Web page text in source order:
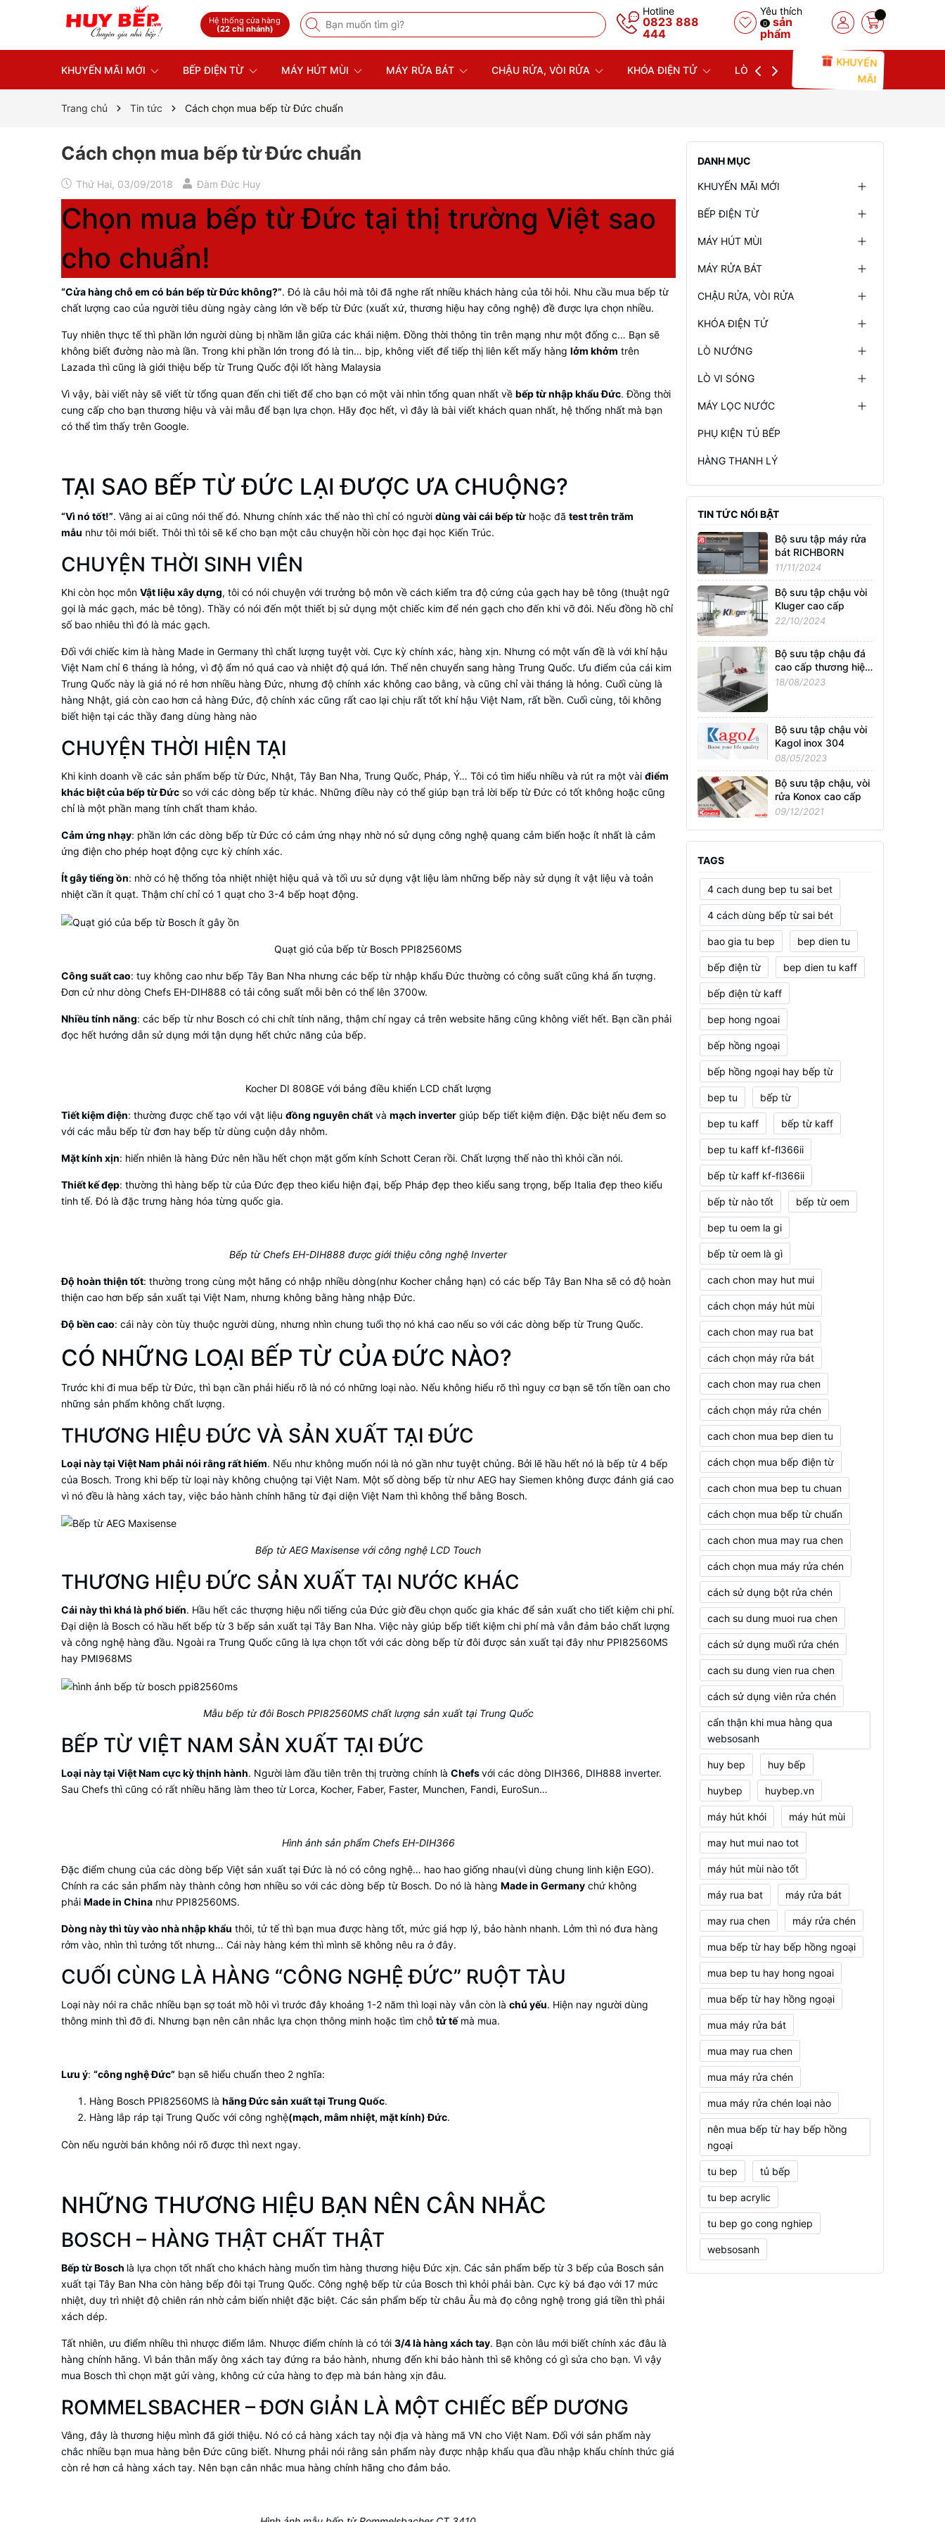
Hệ thống cửa hàng
(22 chi nhánh)
Hotline
0823 888
444
Yêu thích
0
sản
phẩm
KHUYẾN MÃI MỚI BẾP ĐIỆN TỪ MÁY HÚT MÙI MÁY RỬA BÁT CHẬU RỬA, VÒI RỬA KHÓA ĐIỆN TỬ LÒ NƯỚNG LÒ VI SÓNG
KHUYẾN
MÃI
Trang chủ Tin tức Cách chọn mua bếp từ Đức chuẩn
Cách chọn mua bếp từ Đức chuẩn
Thứ Hai, 03/09/2018 Đàm Đức Huy
Chọn mua bếp từ Đức tại thị trường Việt sao
cho chuẩn!
“Cửa hàng chỗ em có bán bếp từ Đức không?”. Đó là câu hỏi mà tôi đã nghe rất nhiều khách hàng của tôi hỏi. Nhu cầu mua bếp từ
chất lượng cao của người tiêu dùng ngày càng lớn về bếp từ Đức (xuất xứ, thương hiệu hay công nghệ) đề được lựa chọn nhiều.
Tuy nhiên thực tế thì phần lớn người dùng bị nhầm lẫn giữa các khái niệm. Đồng thời thông tin trên mạng như một đống c… Bạn sẽ
không biết đường nào mà lần. Trong khi phần lớn trong đó là tin… bịp, không viết để tiếp thị liên kết mấy hàng lởm khởm trên
Lazada thì cũng là giới thiệu bếp từ Trung Quốc đội lốt hàng Malaysia
Vì vậy, bài viết này sẽ viết từ tổng quan đến chi tiết để cho bạn có một vài nhìn tổng quan nhất về bếp từ nhập khẩu Đức. Đồng thời
cung cấp cho bạn thương hiệu và vài mẫu để bạn lựa chọn. Hãy đọc hết, vì đây là bài viết khách quan nhất, hệ thống nhất mà bạn
có thể tìm thấy trên Google.
TẠI SAO BẾP TỪ ĐỨC LẠI ĐƯỢC ƯA CHUỘNG?
“Vì nó tốt!”. Vâng ai ai cũng nói thế đó. Nhưng chính xác thế nào thì chỉ có người dùng vài cái bếp từ hoặc đã test trên trăm
mẫu như tôi mới biết. Thôi thì tôi sẽ kể cho bạn một câu chuyện hồi còn học đại học Kiến Trúc.
CHUYỆN THỜI SINH VIÊN
Khi còn học môn Vật liệu xây dựng, tôi có nói chuyện với trưởng bộ môn về cách kiểm tra độ cứng của gạch hay bê tông (thuật ngữ
gọi là mác gạch, mác bê tông). Thầy có nói đến một thiết bị sử dụng một chiếc kim để nén gạch cho đến khi vỡ đôi. Nếu đồng hồ chỉ
số bao nhiêu thì đó là mác gạch.
Đối với chiếc kim là hàng Made in Germany thì chất lượng tuyệt vời. Cực kỳ chính xác, hàng xịn. Nhưng có một vấn đề là với khí hậu
Việt Nam chỉ 6 tháng là hỏng, vì độ ẩm nó quá cao và nhiệt độ quá lớn. Thế nên chuyển sang hàng Trung Quốc. Ưu điểm của cái kim
Trung Quốc này là giá nó rẻ hơn nhiều hàng Đức, nhưng độ chính xác không cao bằng, và cũng chỉ vài tháng là hỏng. Cuối cùng là
hàng Nhật, giá còn cao hơn cả hàng Đức, độ chính xác cũng rất cao lại chịu rất tốt khí hậu Việt Nam, rất bền. Cuối cùng, tôi không
biết hiện tại các thầy đang dùng hàng nào
CHUYỆN THỜI HIỆN TẠI
Khi kinh doanh về các sản phẩm bếp từ Đức, Nhật, Tây Ban Nha, Trung Quốc, Pháp, Ý… Tôi có tìm hiểu nhiều và rút ra một vài điểm
khác biệt của bếp từ Đức so với các dòng bếp từ khác. Những điều này có thể giúp bạn trả lời bếp từ Đức có tốt không hoặc cũng
chỉ là một phần mang tính chất tham khảo.
Cảm ứng nhạy: phần lớn các dòng bếp từ Đức có cảm ứng nhạy nhờ nó sử dụng công nghệ quang cảm biến hoặc ít nhất là cảm
ứng điện cho phép hoạt động cực kỳ chính xác.
Ít gây tiếng ồn: nhờ có hệ thống tỏa nhiệt nhiệt hiệu quả và tối ưu sử dụng vật liệu làm những bếp này sử dụng ít vật liệu và toản
nhiệt cần ít quạt. Thậm chí chỉ có 1 quạt cho 3-4 bếp hoạt động.
Quạt gió của bếp từ Bosch PPI82560MS
Công suất cao: tuy không cao như bếp Tây Ban Nha nhưng các bếp từ nhập khẩu Đức thường có công suất cũng khá ấn tượng.
Đơn cử như dòng Chefs EH-DIH888 có tải công suất mỗi bên có thể lên 3700w.
Nhiều tính năng: các bếp từ như Bosch có chi chít tính năng, thậm chí ngay cả trên website hãng cũng không viết hết. Bạn cần phải
đọc hết hướng dẫn sử dụng mới tận dụng hết chức năng của bếp.
Kocher DI 808GE với bảng điều khiển LCD chất lượng
Tiết kiệm điện: thường được chế tạo với vật liệu đồng nguyên chất và mạch inverter giúp bếp tiết kiệm điện. Đặc biệt nếu đem so
với các mẫu bếp từ đơn hay bếp từ dùng cuộn dây nhôm.
Mặt kính xịn: hiển nhiên là hàng Đức nên hầu hết chọn mặt gốm kính Schott Ceran rồi. Chất lượng thế nào thì khỏi cần nói.
Thiết kế đẹp: thường thì hàng bếp từ của Đức đẹp theo kiểu hiện đại, bếp Pháp đẹp theo kiểu sang trọng, bếp Italia đẹp theo kiểu
tinh tế. Đó là đặc trưng hàng hóa từng quốc gia.
Bếp từ Chefs EH-DIH888 được giới thiệu công nghệ Inverter
Độ hoàn thiện tốt: thường trong cùng một hãng có nhập nhiều dòng(như Kocher chẳng hạn) có các bếp Tây Ban Nha sẽ có độ hoàn
thiện cao hơn bếp sản xuất tại Việt Nam, nhưng không bằng hàng nhập Đức.
Độ bền cao: cái này còn tùy thuộc người dùng, nhưng nhìn chung tuổi thọ nó khá cao nếu so với các dòng bếp từ Trung Quốc.
CÓ NHỮNG LOẠI BẾP TỪ CỦA ĐỨC NÀO?
Trước khi đi mua bếp từ Đức, thì bạn cần phải hiểu rõ là nó có những loại nào. Nếu không hiểu rõ thì nguy cơ bạn sẽ tốn tiền oan cho
những sản phẩm không chất lượng.
THƯƠNG HIỆU ĐỨC VÀ SẢN XUẤT TẠI ĐỨC
Loại này tại Việt Nam phải nói rằng rất hiếm. Nếu như không muốn nói là nó gần như tuyệt chủng. Bởi lẽ hầu hết nó là bếp từ 4 bếp
của Bosch. Trong khi bếp từ loại này không chuộng tại Việt Nam. Một số dòng bếp từ như AEG hay Siemen không được đánh giá cao
vì nó đều là hàng xách tay, việc bảo hành chính hãng từ đại diện Việt Nam thì không thể bằng Bosch.
Bếp từ AEG Maxisense với công nghệ LCD Touch
THƯƠNG HIỆU ĐỨC SẢN XUẤT TẠI NƯỚC KHÁC
Cái này thì khá là phổ biến. Hầu hết các thượng hiệu nổi tiếng của Đức giờ đều chọn quốc gia khác để sản xuất cho tiết kiệm chi phí.
Đại diện là Bosch có hầu hết bếp từ 3 bếp sản xuất tại Tây Ban Nha. Việc này giúp bếp tiết kiệm chi phí mà vẫn đảm bảo chất lượng
và công nghệ hàng đầu. Ngoài ra Trung Quốc cũng là lựa chọn tốt với các dòng bếp từ đôi được sản xuất tại đây như PPI82560MS
hay PMI968MS
Mẫu bếp từ đôi Bosch PPI82560MS chất lượng sản xuất tại Trung Quốc
BẾP TỪ VIỆT NAM SẢN XUẤT TẠI ĐỨC
Loại này tại Việt Nam cực kỳ thịnh hành. Người làm đầu tiên trên thị trường chính là Chefsvới các dòng DIH366, DIH888 inverter.
Sau Chefs thì cũng có rất nhiều hãng làm theo từ Lorca, Kocher, Faber, Faster, Munchen, Fandi, EuroSun…
Hình ảnh sản phẩm Chefs EH-DIH366
Đặc điểm chung của các dòng bếp Việt sản xuất tại Đức là nó có công nghệ… hao hao giống nhau(vì dùng chung linh kiện EGO).
Chính ra các sản phẩm này thành công hơn nhiều so với các dòng bếp từ Bosch. Do nó là hàng Made in Germany chứ không
phải Made in China như PPI82560MS.
Dòng này thì tùy vào nhà nhập khẩu thôi, tử tế thì bạn mua được hàng tốt, mức giá hợp lý, bảo hành nhanh. Lởm thì nó đưa hàng
rởm vào, nhìn thì tưởng tốt nhưng… Cái này hàng kém thì mình sẽ không nêu ra ở đây.
CUỐI CÙNG LÀ HÀNG “CÔNG NGHỆ ĐỨC” RUỘT TÀU
Loại này nói ra chắc nhiều bạn sợ toát mồ hôi vì trước đây khoảng 1-2 năm thì loại này vẫn còn là chủ yếu. Hiện nay người dùng
thông minh thì đỡ đi. Nhưng bạn nên cân nhắc lựa chọn thông minh hoặc tìm chỗ tử tếmà mua.
Lưu ý: “công nghệ Đức” bạn sẽ hiểu chuẩn theo 2 nghĩa:
Hàng Bosch PPI82560MS là hãng Đức sản xuất tại Trung Quốc.
Hàng lắp ráp tại Trung Quốc với công nghệ(mạch, mâm nhiệt, mặt kính) Đức.
Còn nếu người bán không nói rõ được thì next ngay.
NHỮNG THƯƠNG HIỆU BẠN NÊN CÂN NHẮC
BOSCH – HÀNG THẬT CHẤT THẬT
Bếp từ Bosch là lựa chọn tốt nhất cho khách hàng muốn tìm hàng thương hiệu Đức xịn. Các sản phẩm bếp từ 3 bếp của Bosch sản
xuất tại Tây Ban Nha còn hàng bếp đôi tại Trung Quốc. Công nghệ bếp từ của Bosch thì khỏi phải bàn. Cực kỳ bá đạo với 17 mức
nhiệt, duy trì nhiệt độ chiên rán nhờ cảm biến nhiệt đặc biệt. Các sản phẩm bếp từ châu Âu mà đọ công nghệ trong giá tiền thì phải
xách dép.
Tất nhiên, ưu điểm nhiều thì nhược điểm lắm. Nhược điểm chính là có tới 3/4 là hàng xách tay. Bạn còn lâu mới biết chính xác đâu là
hàng chính hãng. Vì bản thân mấy ông xách tay đứng ra bảo hành, nhưng đến khi bảo hành thì sẽ không có gì sửa cho bạn. Vì vậy
mua Bosch thì chọn mặt gửi vàng, không cứ cửa hàng to đẹp mà bán hàng xịn đâu.
ROMMELSBACHER – ĐƠN GIẢN LÀ MỘT CHIẾC BẾP DƯƠNG
Vâng, đây là thương hiệu mình đã giới thiệu. Nó có cả hàng xách tay nội địa và hàng mã VN cho Việt Nam. Đối với sản phẩm này
chắc nhiều bạn mua hàng bên Đức cũng biết. Nhưng phải nói rằng sản phẩm này được nhập khẩu qua đầu nhập khẩu chính thức giá
còn rẻ hơn cả hàng xách tay. Nên bạn cân nhắc mua hàng chính hãng cho đảm bảo.
DANH MỤC
KHUYẾN MÃI MỚI
BẾP ĐIỆN TỪ
MÁY HÚT MÙI
MÁY RỬA BÁT
CHẬU RỬA, VÒI RỬA
KHÓA ĐIỆN TỬ
LÒ NƯỚNG
LÒ VI SÓNG
MÁY LỌC NƯỚC
PHỤ KIỆN TỦ BẾP
HÀNG THANH LÝ
TIN TỨC NỔI BẬT
Bộ sưu tập máy rửa
bát RICHBORN
11/11/2024
Bộ sưu tập chậu vòi
Kluger cao cấp
22/10/2024
Bộ sưu tập chậu đá
cao cấp thương hiệu
Konox nhập khẩu
18/08/2023
Bộ sưu tập chậu vòi
Kagol inox 304
08/05/2023
Bộ sưu tập chậu, vòi
rửa Konox cao cấp
09/12/2021
TAGS
4 cach dung bep tu sai bet
4 cách dùng bếp từ sai bét
bao gia tu bep bep dien tu
bếp điện từ bep dien tu kaff
bếp điện từ kaff
bep hong ngoai
bếp hồng ngoại
bếp hồng ngoại hay bếp từ
bep tu bếp từ
bep tu kaff bếp từ kaff
bep tu kaff kf-fl366ii
bếp từ kaff kf-fl366ii
bếp từ nào tốt bếp từ oem
bep tu oem la gi
bếp từ oem là gì
cach chon may hut mui
cách chọn máy hút mùi
cach chon may rua bat
cách chọn máy rửa bát
cach chon may rua chen
cách chọn máy rửa chén
cach chon mua bep dien tu
cách chọn mua bếp điện từ
cach chon mua bep tu chuan
cách chọn mua bếp từ chuẩn
cach chon mua may rua chen
cách chọn mua máy rửa chén
cách sử dụng bột rửa chén
cach su dung muoi rua chen
cách sử dụng muối rửa chén
cach su dung vien rua chen
cách sử dụng viên rửa chén
cẩn thận khi mua hàng qua
websosanh
huy bep huy bếp
huybep huybep.vn
máy hút khói máy hút mùi
may hut mui nao tot
máy hút mùi nào tốt
máy rua bat máy rửa bát
may rua chen máy rửa chén
mua bếp từ hay bếp hồng ngoại
mua bep tu hay hong ngoai
mua bếp từ hay hồng ngoại
mua máy rửa bát
mua may rua chen
mua máy rửa chén
mua máy rửa chén loại nào
nên mua bếp từ hay bếp hồng
ngoại
tu bep tủ bếp
tu bep acrylic
tu bep go cong nghiep
websosanh